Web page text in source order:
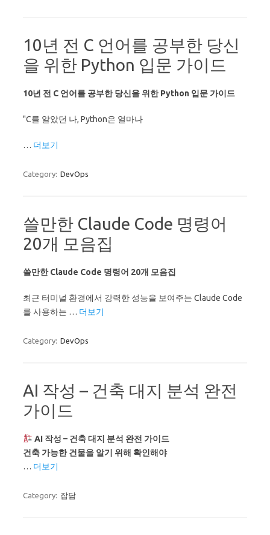
10년 전 C 언어를 공부한 당신
을 위한 Python 입문 가이드
10년 전 C 언어를 공부한 당신을 위한 Python 입문 가이드
"C를 알았던 나, Python은 얼마나
… 더보기
Category: DevOps
쓸만한 Claude Code 명령어
20개 모음집
쓸만한 Claude Code 명령어 20개 모음집
최근 터미널 환경에서 강력한 성능을 보여주는 Claude Code
를 사용하는 … 더보기
Category: DevOps
AI 작성 – 건축 대지 분석 완전
가이드
AI 작성 – 건축 대지 분석 완전 가이드
건축 가능한 건물을 알기 위해 확인해야
… 더보기
Category: 잡담